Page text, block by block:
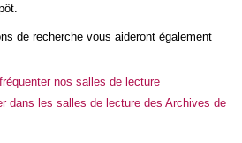
de recherche vous aideront également
nos salles de lecture
dans les salles de lecture des Archives de